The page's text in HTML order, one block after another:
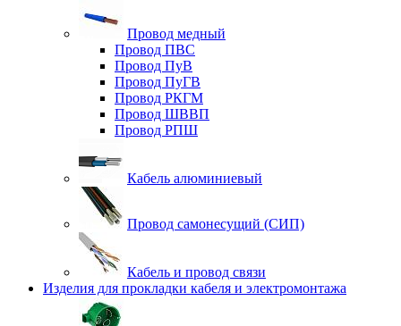
Провод медный
Провод ПВС
Провод ПуВ
Провод ПуГВ
Провод РКГМ
Провод ШВВП
Провод РПШ
Кабель алюминиевый
Провод самонесущий (СИП)
Кабель и провод связи
Изделия для прокладки кабеля и электромонтажа